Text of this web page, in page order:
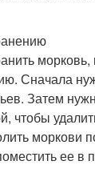
Сначала
Затем
чтобы
моркови
ее в